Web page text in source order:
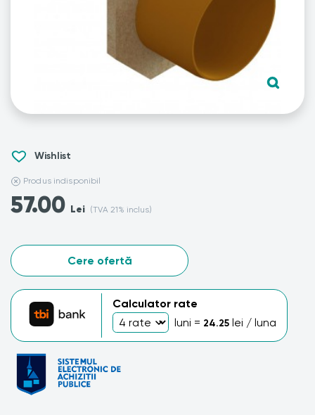
Wishlist
Produs indisponibil
57.00 Lei (TVA 21% inclus)
Cere ofertă
Calculator rate
luni = 24.25 lei / luna